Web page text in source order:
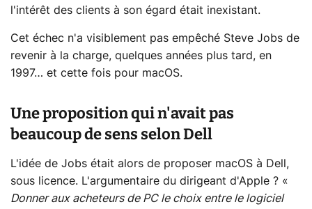
l'intérêt des clients à son égard était inexistant.
Cet échec n'a visiblement pas empêché Steve Jobs de
revenir à la charge, quelques années plus tard, en
1997… et cette fois pour macOS.
Une proposition qui n'avait pas
beaucoup de sens selon Dell
L'idée de Jobs était alors de proposer macOS à Dell,
sous licence. L'argumentaire du dirigeant d'Apple ? «
Donner aux acheteurs de PC le choix entre le logiciel